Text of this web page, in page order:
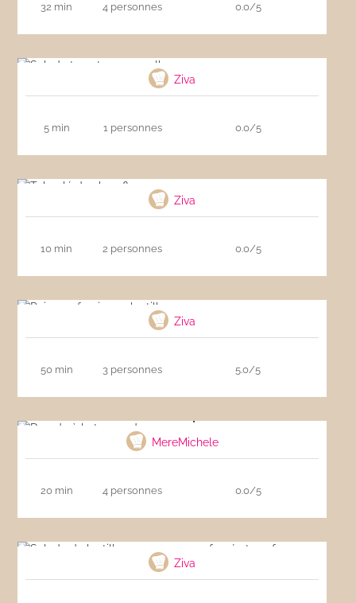
32 min 4 personnes 0.0/5
Ziva
5 min 1 personnes 0.0/5
Ziva
10 min 2 personnes 0.0/5
Ziva
50 min 3 personnes 5.0/5
MereMichele
20 min 4 personnes 0.0/5
Salade de lentilles au maquereau fumé et
Ziva